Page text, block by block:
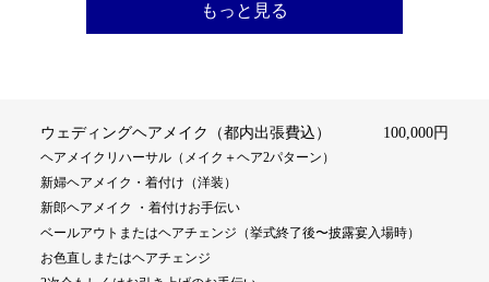
もっと見る
ウェディングヘアメイク（都内出張費込） 100,000円
ヘアメイクリハーサル（メイク＋ヘア2パターン）
新婦ヘアメイク・着付け（洋装）
新郎ヘアメイク ・着付けお手伝い
ベールアウトまたはヘアチェンジ（挙式終了後〜披露宴入場時）
お色直しまたはヘアチェンジ